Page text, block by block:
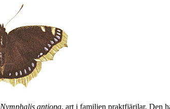
Nymphalis antiopa, art i familjen praktfjärilar. Den